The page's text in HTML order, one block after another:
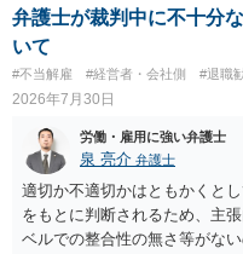
をお勧めします。 ・事務所側
ト側に損害賠償が発生する建
し、事務所側が一方的に解除
は、合理性や対価性を欠くと
の重大な契約違反がある場合
あります。
弁護士が裁判中に不十分
いて
#不当解雇 #経営者・会社側 #退職
2026年7月30日
労働・雇用に強い弁護士
泉 亮介 弁護士
適切か不適切かはともかくと
をもとに判断されるため、主
ベルでの整合性の無さ等がな